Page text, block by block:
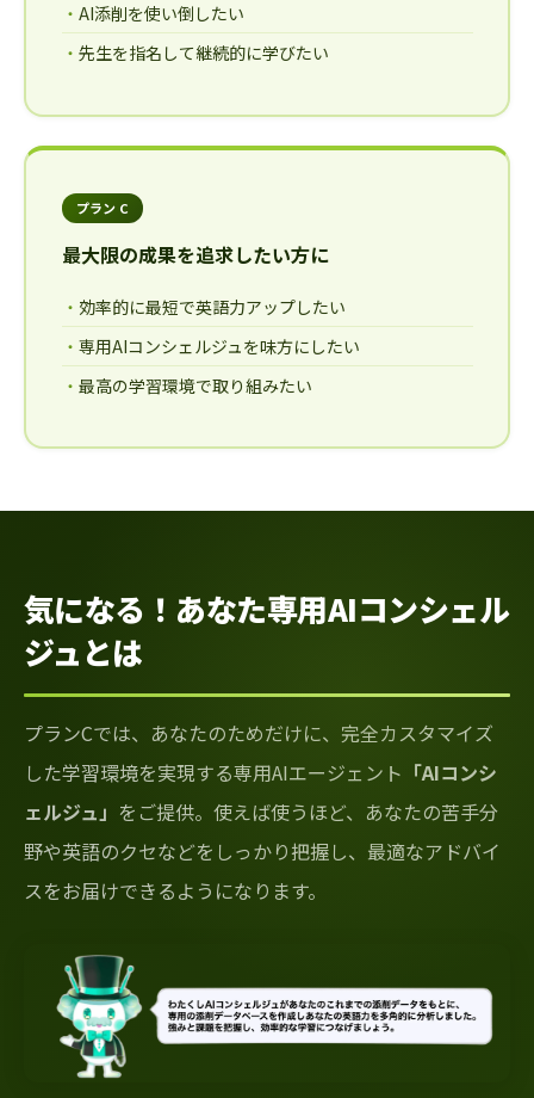
AI添削を使い倒したい
先生を指名して継続的に学びたい
プラン C
最大限の成果を追求したい方に
効率的に最短で英語力アップしたい
専用AIコンシェルジュを味方にしたい
最高の学習環境で取り組みたい
気になる！あなた専用AIコンシェル
ジュとは
プランCでは、あなたのためだけに、完全カスタマイズ
した学習環境を実現する専用AIエージェント 「AIコンシ
ェルジュ」 をご提供。使えば使うほど、あなたの苦手分
野や英語のクセなどをしっかり把握し、最適なアドバイ
スをお届けできるようになります。